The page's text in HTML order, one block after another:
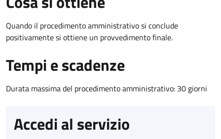
Quando il procedimento amministrativo si conclude
positivamente si ottiene un provvedimento finale.
Tempi e scadenze
Durata massima del procedimento amministrativo: 30 giorni
Accedi al servizio